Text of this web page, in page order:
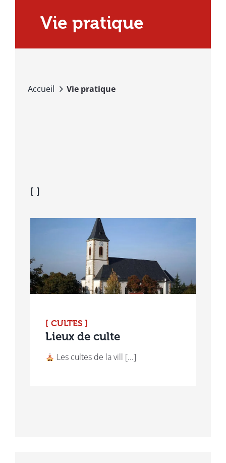
Vie pratique
Accueil Vie pratique
[ ]
[ CULTES ]
Lieux de culte
Les cultes de la vill [...]